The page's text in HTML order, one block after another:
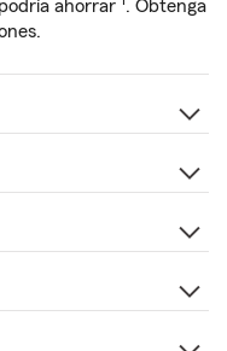
ahorrar . Obtenga